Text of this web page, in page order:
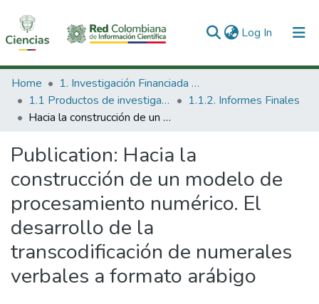
Log In (current)
Communities & Collections
All of DSpace
Home
1. Investigación Financiada con Recursos Públicos
1.1 Productos de investigación
1.1.2. Informes Finales
Hacia la construcción de un modelo de procesamiento numérico. El desarrollo de la transcodificación de numerales verbales a formato arábigo
Publication: Hacia la
construcción de un modelo de
procesamiento numérico. El
desarrollo de la
transcodificación de numerales
verbales a formato arábigo